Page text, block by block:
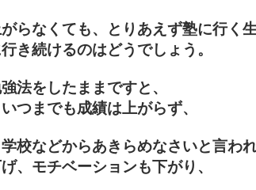
らなくても、とりあえず塾に行く
き続けるのはどうでしょう。
法をしたままですと、
つまでも成績は上がらず、
校などからあきらめなさいと言われ
、モチベーションも下がり、